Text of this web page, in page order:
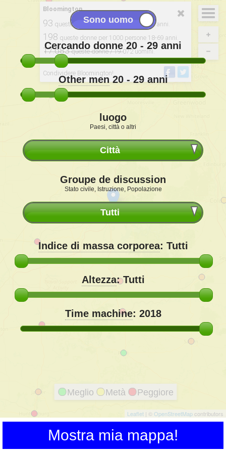
Bloomington
93 queste donne ogni 100 uomini 20-29 anni.
198 queste donne per 1000 persone 18-69 anni.
17.683queste donne / 19.072 uomini.
Condividere Bloomington!
Meglio Metà Peggiore
Leaflet | © OpenStreetMapcontributors
Cercando donne 20 - 29 anni
Other men 20 - 29anni
luogo
Paesi, città o altri
Città
Groupe de discussion
Stato civile, Istruzione, Popolazione
Tutti
Indice di massa corporea: Tutti
Altezza:Tutti
Time machine: 2018
Mostra mia mappa!